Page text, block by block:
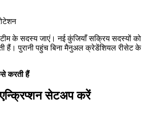
के सदस्य जाएं। नई कुंजियाँ सक्रिय सदस्यों को
हैं। पुरानी पहुंच बिना मैनुअल क्रेडेंशियल रीसेट के
करती हैं
एन्क्रिप्शन सेटअप करें